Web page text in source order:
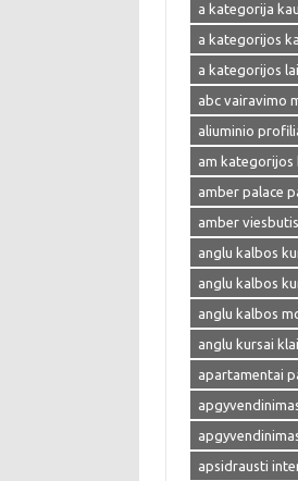
a kategorija
a kategorijos
a kategorijos
abc vairavimo
aliuminio
am kategorijos
amber palace
amber
anglu kalbos
anglu kalbos
anglu kalbos
anglu kursai
apartamentai
apsidrausti